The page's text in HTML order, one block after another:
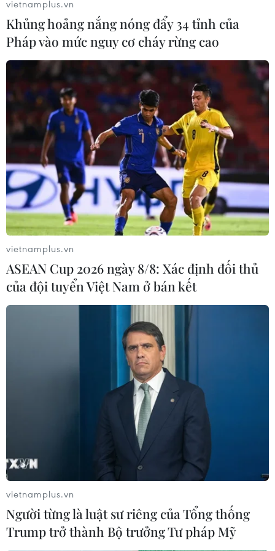
vietnamplus.vn
Khủng hoảng nắng nóng đẩy 34 tỉnh của
Pháp vào mức nguy cơ cháy rừng cao
vietnamplus.vn
ASEAN Cup 2026 ngày 8/8: Xác định đối thủ
của đội tuyển Việt Nam ở bán kết
vietnamplus.vn
Người từng là luật sư riêng của Tổng thống
Trump trở thành Bộ trưởng Tư pháp Mỹ